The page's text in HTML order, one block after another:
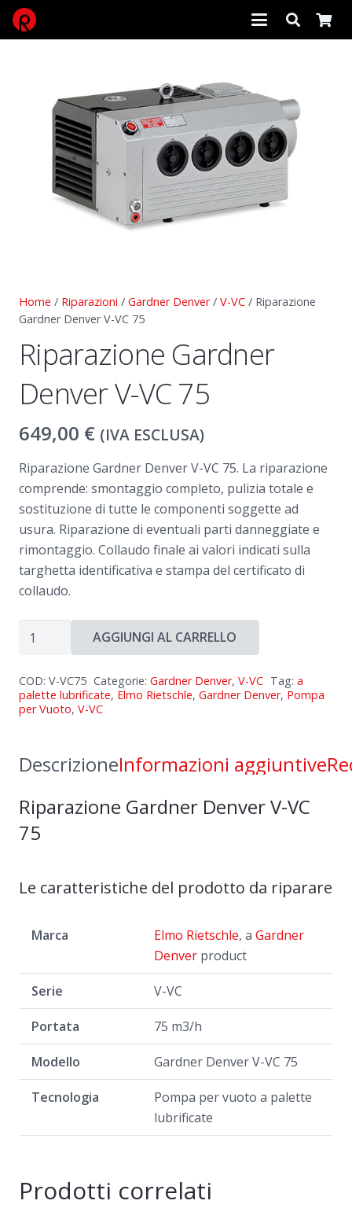
Home / Riparazioni / Gardner Denver/ V-VC / Riparazione
Gardner Denver V-VC 75
Riparazione Gardner
Denver V-VC 75
649,00 € (IVA ESCLUSA)
Riparazione Gardner Denver V-VC 75. La riparazione
comprende: smontaggio completo, pulizia totale e
sostituzione di tutte le componenti soggette ad
usura. Riparazione di eventuali parti danneggiate e
rimontaggio. Collaudo finale ai valori indicati sulla
targhetta identificativa e stampa del certificato di
collaudo.
Riparazione
V-
VC
AGGIUNGI AL CARRELLO
COD: V-VC75 Categorie: Gardner Denver, V-VC Tag: a
palette lubrificate, Elmo Rietschle, Gardner Denver, Pompa
per Vuoto, V-VC
DescrizioneInformazioni aggiuntive
Riparazione Gardner Denver V-VC
75
Le caratteristiche del prodotto da riparare
Marca Elmo Rietschle, a Gardner
Denver product
Serie V-VC
Portata 75 m3/h
Modello Gardner Denver V-VC 75
Tecnologia
Pompa per vuoto a palette
lubrificate
Prodotti correlati